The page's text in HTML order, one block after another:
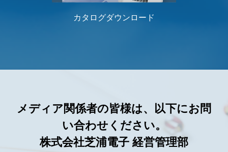
カタログダウンロード
メディア関係者の皆様は、以下にお問
い合わせください。
株式会社芝浦電子 経営管理部